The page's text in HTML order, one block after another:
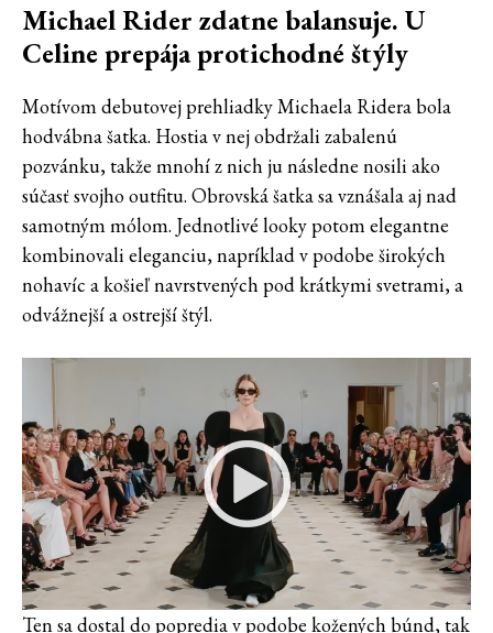
Michael Rider zdatne balansuje. U
Celine prepája protichodné štýly
Motívom debutovej prehliadky Michaela Ridera bola
hodvábna šatka. Hostia v nej obdržali zabalenú
pozvánku, takže mnohí z nich ju následne nosili ako
súčasť svojho outfitu. Obrovská šatka sa vznášala aj nad
samotným mólom. Jednotlivé looky potom elegantne
kombinovali eleganciu, napríklad v podobe širokých
nohavíc a košieľ navrstvených pod krátkymi svetrami, a
odvážnejší a ostrejší štýl.
Ten sa dostal do popredia v podobe kožených búnd, tak